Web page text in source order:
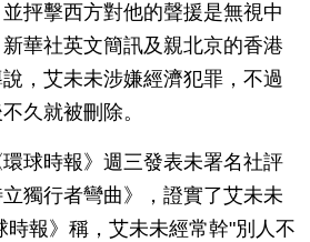
抨擊西方對他的聲援是無視中
華社英文簡訊及親北京的香港
說，艾未未涉嫌經濟犯罪，不過
久就被刪除。
球時報》週三發表未署名社評
獨行者彎曲》，證實了艾未未
時報》稱，艾未未經常幹"別人不